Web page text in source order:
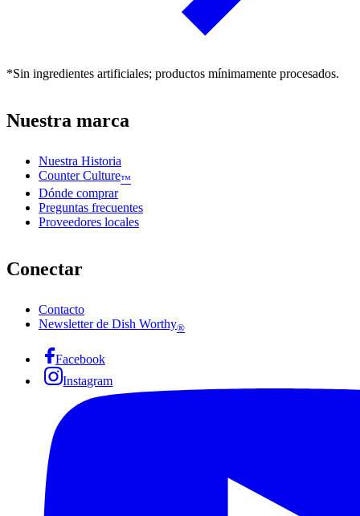
*Sin ingredientes artificiales; productos mínimamente procesados.
Nuestra marca
Nuestra Historia
Counter Culture™
Dónde comprar
Preguntas frecuentes
Proveedores locales
Conectar
Contacto
Newsletter de Dish Worthy®
Facebook
Instagram